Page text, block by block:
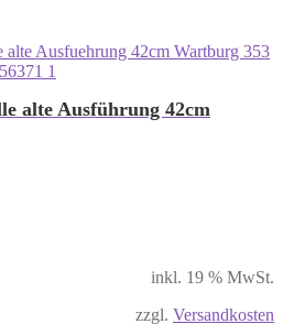
alte Ausführung 42cm
inkl. 19 % MwSt.
zzgl. Versandkosten